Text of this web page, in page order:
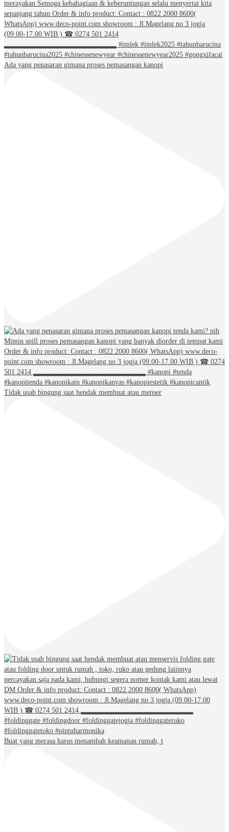
Ada yang penasaran gimana proses pemasangan kanopi
Tidak usah bingung saat hendak membuat atau menser
Buat yang merasa harus menambah keamanan rumah, t